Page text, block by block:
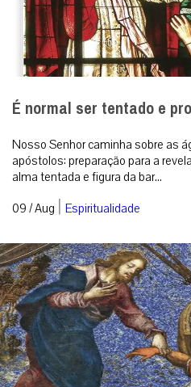
É normal ser tentado e
Nosso Senhor caminha sobre as
apóstolos: preparação para a
alma tentada e figura da bar...
09 / Aug | Espiritualidade